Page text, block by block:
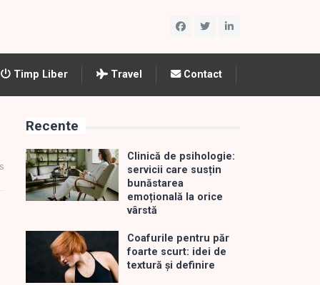
Timp Liber Travel Contact
Recente
Clinică de psihologie:
servicii care susțin
bunăstarea
emoțională la orice
vârstă
Coafurile pentru păr
foarte scurt: idei de
textură și definire